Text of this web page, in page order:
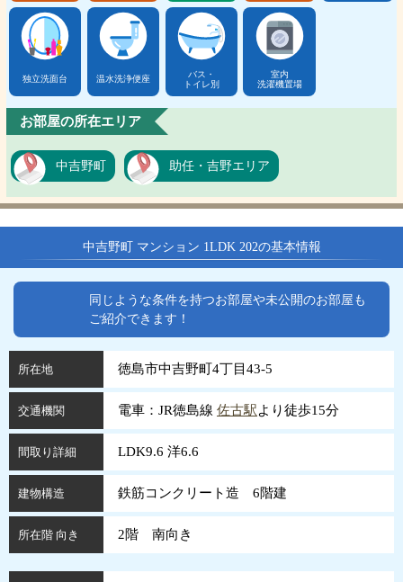
独立洗面台 温水洗浄便座
バス・
トイレ別
室内
洗濯機置場
お部屋の所在エリア
中吉野町 助任・吉野エリア
中吉野町 マンション 1LDK 202の基本情報
同じような条件を持つお部屋や未公開のお部屋も
ご紹介できます！
所在地 徳島市中吉野町4丁目43-5
交通機関 電車：JR徳島線 佐古駅より徒歩15分
間取り詳細 LDK9.6 洋6.6
建物構造 鉄筋コンクリート造 6階建
所在階 向き 2階 南向き